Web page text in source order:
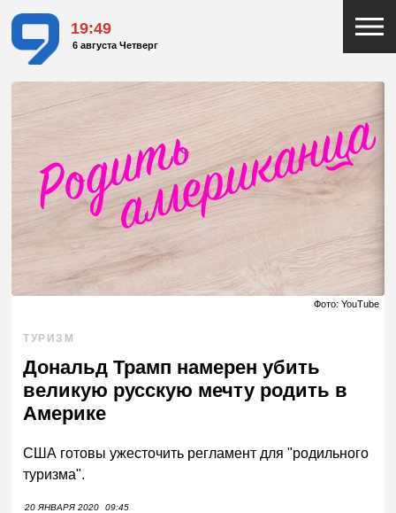
19:49
6 августа Четверг
Фото: YouTube
ТУРИЗМ
Дональд Трамп намерен убить
великую русскую мечту родить в
Америке
США готовы ужесточить регламент для "родильного
туризма".
20 ЯНВАРЯ 2020 09:45